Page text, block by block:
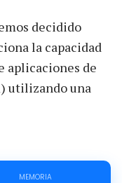
decidido
la capacidad
aplicaciones de
utilizando una
MEMORIA